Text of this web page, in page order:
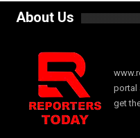
About Us
portal
get